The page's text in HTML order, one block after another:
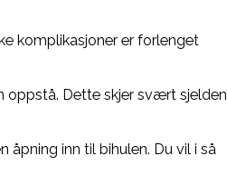
komplikasjoner er forlenget
oppstå. Dette skjer svært sjelden
åpning inn til bihulen. Du vil i så